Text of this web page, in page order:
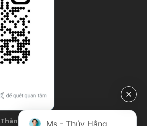
Thành Công Flower| Design bởi
Ms - Thúy Hằng